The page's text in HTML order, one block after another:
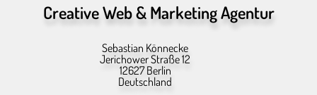
Creative Web & Marketing Agentur
Sebastian Könnecke
Jerichower Straße 12
12627 Berlin
Deutschland